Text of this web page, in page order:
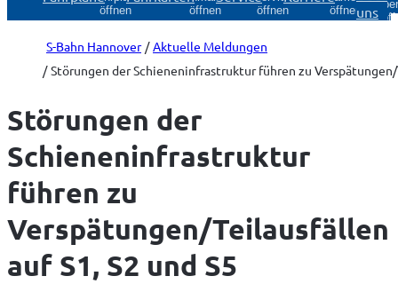
öffnen
öffnen
öffnen
öffnenuns
S-Bahn Hannover
Aktuelle Meldungen
Störungen der Schieneninfrastruktur führen zu Verspätungen/
Störungen der
Schieneninfrastruktur
führen zu
Verspätungen/Teilausfällen
auf S1, S2 und S5